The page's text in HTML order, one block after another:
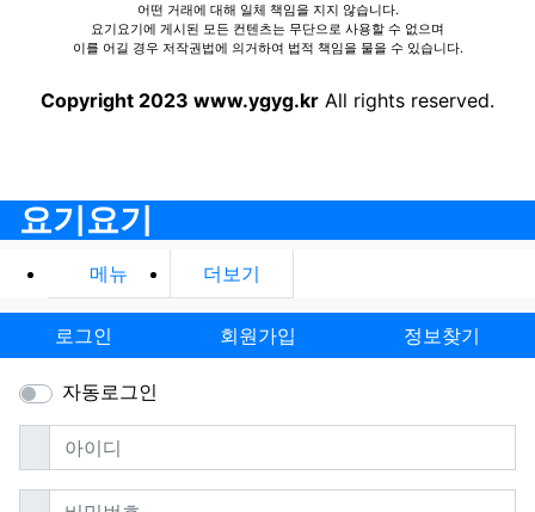
어떤 거래에 대해 일체 책임을 지지 않습니다.
요기요기에 게시된 모든 컨텐츠는 무단으로 사용할 수 없으며
이를 어길 경우 저작권법에 의거하여 법적 책임을 물을 수 있습니다.
Copyright 2023 www.ygyg.kr All rights reserved.
요기요기
메뉴 더보기
로그인 회원가입 정보찾기
자동로그인
아이디필수
비밀번호필수